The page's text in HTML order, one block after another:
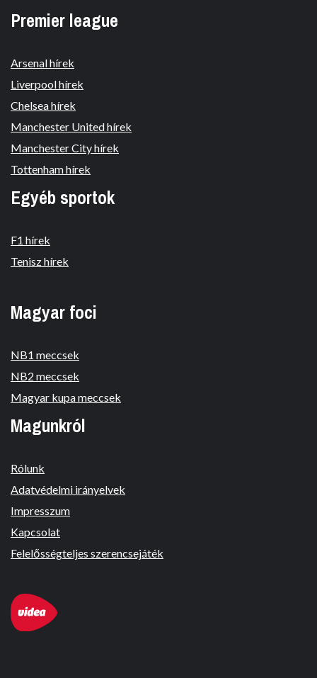
Premier league
Arsenal hírek
Liverpool hírek
Chelsea hírek
Manchester United hírek
Manchester City hírek
Tottenham hírek
Egyéb sportok
F1 hírek
Tenisz hírek
Magyar foci
NB1 meccsek
NB2 meccsek
Magyar kupa meccsek
Magunkról
Rólunk
Adatvédelmi irányelvek
Impresszum
Kapcsolat
Felelősségteljes szerencsejáték